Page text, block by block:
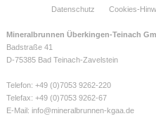
Datenschutz Cookies-
Mineralbrunnen Überkingen-Teinach
Badstraße 41
D-75385 Bad Teinach-Zavelstein
Telefon: +49 (0)7053 9262-220
Telefax: +49 (0)7053 9262-67
E-Mail: info@mineralbrunnen-kgaa.de